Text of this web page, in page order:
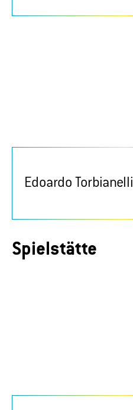
Edoardo Torbianelli
Spielstätte